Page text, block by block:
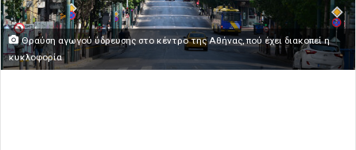
Θραύση αγωγού ύδρευσης στο κέντρο της Αθήνας, πού έχει διακοπεί η
κυκλοφορία